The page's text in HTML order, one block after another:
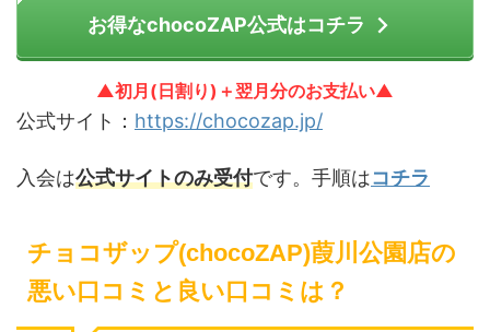
お得なchocoZAP公式はコチラ
▲初月(日割り)＋翌月分のお支払い▲
公式サイト： https://chocozap.jp/
入会は公式サイトのみ受付です。手順はコチラ
チョコザップ(chocoZAP)葭川公園店の
悪い口コミと良い口コミは？